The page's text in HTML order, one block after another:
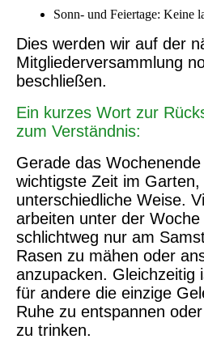
Sonn- und Feiertage: Keine
Dies werden wir auf der
Mitgliederversammlung
beschließen.
Ein kurzes Wort zur
zum Verständnis:
Gerade das
wichtigste Zeit im
unterschiedliche Weise.
arbeiten unter der Woche
schlichtweg nur am
Rasen zu mähen oder
anzupacken. Gleichzeitig
für andere die einzige
Ruhe zu entspannen
zu trinken.